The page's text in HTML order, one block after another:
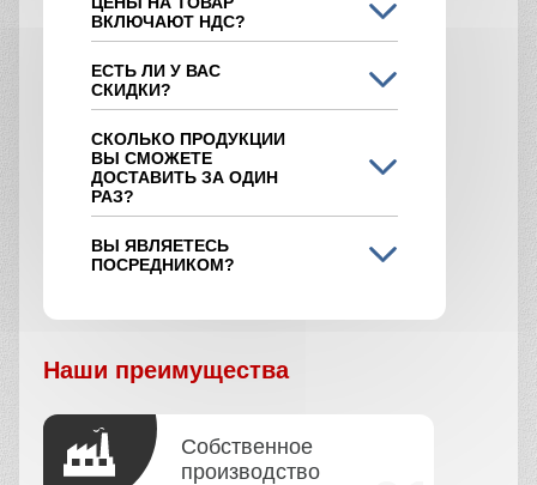
ВКЛЮЧАЮТ НДС?
ЕСТЬ ЛИ У ВАС
СКИДКИ?
СКОЛЬКО ПРОДУКЦИИ
ВЫ СМОЖЕТЕ
ДОСТАВИТЬ ЗА ОДИН
РАЗ?
ВЫ ЯВЛЯЕТЕСЬ
ПОСРЕДНИКОМ?
Наши преимущества
Собственное
производство